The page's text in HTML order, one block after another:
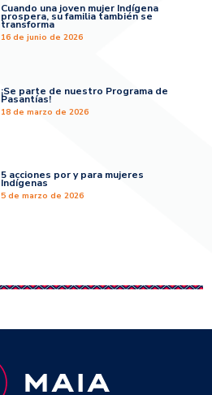
Cuando una joven mujer Indígena
prospera, su familia también se
transforma
16 de junio de 2026
¡Se parte de nuestro Programa de
Pasantías!
18 de marzo de 2026
5 acciones por y para mujeres
Indígenas
5 de marzo de 2026